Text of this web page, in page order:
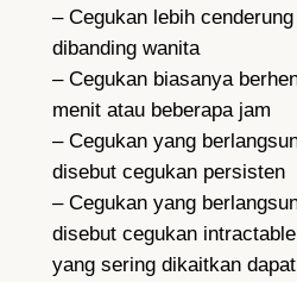
– Cegukan lebih
dibanding wanita
– Cegukan biasanya
menit atau beberapa jam
– Cegukan yang
disebut cegukan persisten
– Cegukan yang
disebut cegukan
yang sering dikaitkan